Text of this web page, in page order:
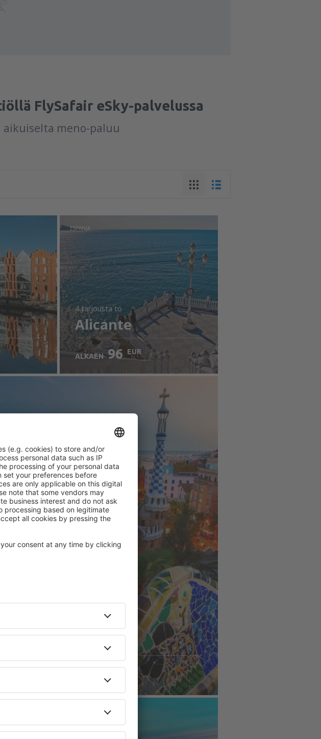
FlySafair eSky-palvelussa
aikuiselta meno-paluu
ESPANJA
4 tarjoustato
Alicante
ALKAEN 96 EUR